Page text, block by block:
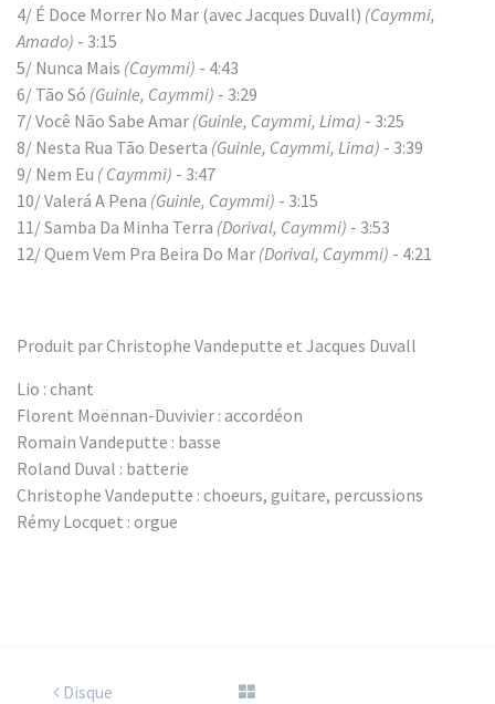
4/ É Doce Morrer No Mar (avec Jacques Duvall) (Caymmi,
Amado) - 3:15
5/ Nunca Mais (Caymmi) - 4:43
6/ Tão Só (Guinle, Caymmi) - 3:29
7/ Você Não Sabe Amar (Guinle, Caymmi, Lima) - 3:25
8/ Nesta Rua Tão Deserta (Guinle, Caymmi, Lima) - 3:39
9/ Nem Eu ( Caymmi) - 3:47
10/ Valerá A Pena (Guinle, Caymmi) - 3:15
11/ Samba Da Minha Terra (Dorival, Caymmi) - 3:53
12/ Quem Vem Pra Beira Do Mar (Dorival, Caymmi) - 4:21
Produit par Christophe Vandeputte et Jacques Duvall
Lio : chant
Florent Moënnan-Duvivier : accordéon
Romain Vandeputte : basse
Roland Duval : batterie
Christophe Vandeputte : choeurs, guitare, percussions
Rémy Locquet : orgue
Disque